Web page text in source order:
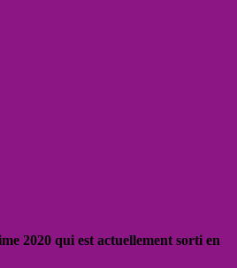
2020 qui est actuellement sorti en